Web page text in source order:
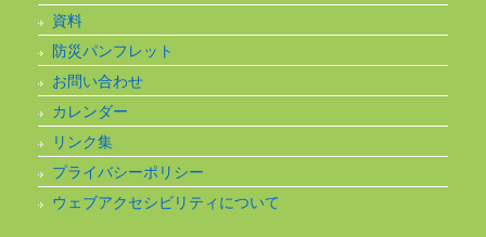
資料
防災パンフレット
お問い合わせ
カレンダー
リンク集
プライバシーポリシー
ウェブアクセシビリティについて